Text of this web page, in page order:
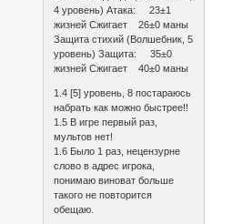
4 уровень) Атака: 23±1
жизней Сжигает 26±0 маны
Защита стихий (Волшебник, 5
уровень) Защита: 35±0
жизней Сжигает 40±0 маны
1.4 [5] уровень, 8 постараюсь
набрать как можно быстрее!!
1.5 В игре первый раз,
мультов нет!
1.6 Было 1 раз, нецензурне
слово в адрес игрока,
понимаю виноват больше
такого не повторится
обещаю.